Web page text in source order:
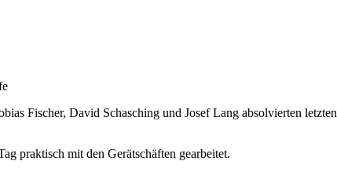
Fischer, David Schasching und Josef Lang absolvierten
praktisch mit den Gerätschäften gearbeitet.